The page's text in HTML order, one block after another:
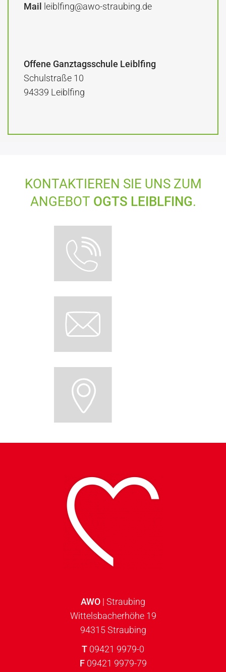
Mail leiblfing@awo-straubing.de
Offene Ganztagsschule Leiblfing
Schulstraße 10
94339 Leiblfing
KONTAKTIEREN SIE UNS ZUM
ANGEBOT OGTS LEIBLFING.
AWO | Straubing
Wittelsbacherhöhe 19
94315 Straubing
T 09421 9979-0
F09421 9979-79